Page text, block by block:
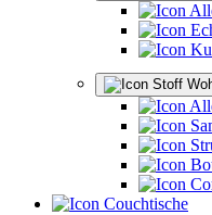
Stoff
Couchtische